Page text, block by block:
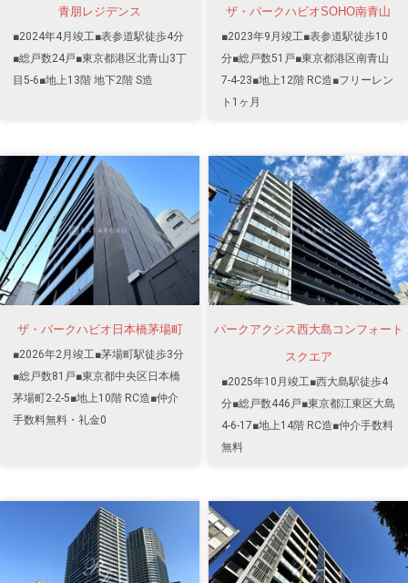
青朋レジデンス
■2024年4月竣工■表参道駅徒歩4分
■総戸数24戸■東京都港区北青山3丁
目5-6■地上13階 地下2階 S造
ザ・パークハビオSOHO南青山
■2023年9月竣工■表参道駅徒歩10
分■総戸数51戸■東京都港区南青山
7-4-23■地上12階 RC造■フリーレン
ト1ヶ月
ザ・パークハビオ日本橋茅場町
■2026年2月竣工■茅場町駅徒歩3分
■総戸数81戸■東京都中央区日本橋
茅場町2-2-5■地上10階 RC造■仲介
手数料無料・礼金0
パークアクシス西大島コンフォート
スクエア
■2025年10月竣工■西大島駅徒歩4
分■総戸数446戸■東京都江東区大島
4-6-17■地上14階 RC造■仲介手数料
無料